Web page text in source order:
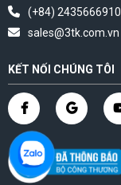
(+84) 2435666910
sales@3tk.com.vn
KẾT NỐI CHÚNG TÔI